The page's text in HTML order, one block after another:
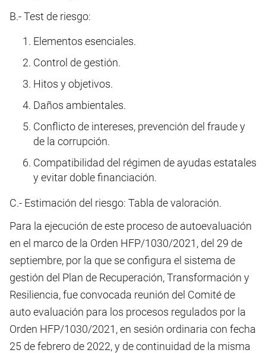
B.- Test de riesgo:
Elementos esenciales.
Control de gestión.
Hitos y objetivos.
Daños ambientales.
Conflicto de intereses, prevención del fraude y
de la corrupción.
Compatibilidad del régimen de ayudas estatales
y evitar doble financiación.
C.- Estimación del riesgo: Tabla de valoración.
Para la ejecución de este proceso de autoevaluación
en el marco de la Orden HFP/1030/2021, del 29 de
septiembre, por la que se configura el sistema de
gestión del Plan de Recuperación, Transformación y
Resiliencia, fue convocada reunión del Comité de
auto evaluación para los procesos regulados por la
Orden HFP/1030/2021, en sesión ordinaria con fecha
25 de febrero de 2022, y de continuidad de la misma